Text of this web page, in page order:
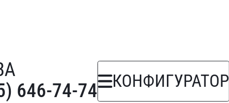
646-74-74
КОНФИГУРАТОР